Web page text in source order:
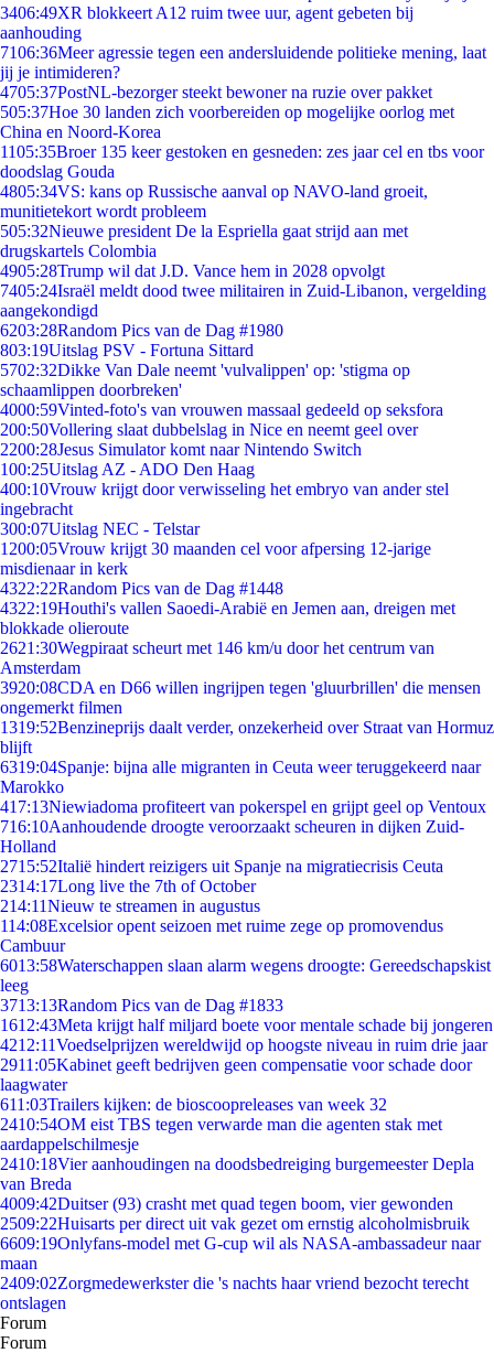
3406:49XR blokkeert A12 ruim twee uur, agent gebeten bij
aanhouding
7106:36Meer agressie tegen een andersluidende politieke mening, laat
jij je intimideren?
4705:37PostNL-bezorger steekt bewoner na ruzie over pakket
505:37Hoe 30 landen zich voorbereiden op mogelijke oorlog met
China en Noord-Korea
1105:35Broer 135 keer gestoken en gesneden: zes jaar cel en tbs voor
doodslag Gouda
4805:34VS: kans op Russische aanval op NAVO-land groeit,
munitietekort wordt probleem
505:32Nieuwe president De la Espriella gaat strijd aan met
drugskartels Colombia
4905:28Trump wil dat J.D. Vance hem in 2028 opvolgt
7405:24Israël meldt dood twee militairen in Zuid-Libanon, vergelding
aangekondigd
6203:28Random Pics van de Dag #1980
803:19Uitslag PSV - Fortuna Sittard
5702:32Dikke Van Dale neemt 'vulvalippen' op: 'stigma op
schaamlippen doorbreken'
4000:59Vinted-foto's van vrouwen massaal gedeeld op seksfora
200:50Vollering slaat dubbelslag in Nice en neemt geel over
2200:28Jesus Simulator komt naar Nintendo Switch
100:25Uitslag AZ - ADO Den Haag
400:10Vrouw krijgt door verwisseling het embryo van ander stel
ingebracht
300:07Uitslag NEC - Telstar
1200:05Vrouw krijgt 30 maanden cel voor afpersing 12-jarige
misdienaar in kerk
4322:22Random Pics van de Dag #1448
4322:19Houthi's vallen Saoedi-Arabië en Jemen aan, dreigen met
blokkade olieroute
2621:30Wegpiraat scheurt met 146 km/u door het centrum van
Amsterdam
3920:08CDA en D66 willen ingrijpen tegen 'gluurbrillen' die mensen
ongemerkt filmen
1319:52Benzineprijs daalt verder, onzekerheid over Straat van Hormuz
blijft
6319:04Spanje: bijna alle migranten in Ceuta weer teruggekeerd naar
Marokko
417:13Niewiadoma profiteert van pokerspel en grijpt geel op Ventoux
716:10Aanhoudende droogte veroorzaakt scheuren in dijken Zuid-
Holland
2715:52Italië hindert reizigers uit Spanje na migratiecrisis Ceuta
2314:17Long live the 7th of October
214:11Nieuw te streamen in augustus
114:08Excelsior opent seizoen met ruime zege op promovendus
Cambuur
6013:58Waterschappen slaan alarm wegens droogte: Gereedschapskist
leeg
3713:13Random Pics van de Dag #1833
1612:43Meta krijgt half miljard boete voor mentale schade bij jongeren
4212:11Voedselprijzen wereldwijd op hoogste niveau in ruim drie jaar
2911:05Kabinet geeft bedrijven geen compensatie voor schade door
laagwater
611:03Trailers kijken: de bioscoopreleases van week 32
2410:54OM eist TBS tegen verwarde man die agenten stak met
aardappelschilmesje
2410:18Vier aanhoudingen na doodsbedreiging burgemeester Depla
van Breda
4009:42Duitser (93) crasht met quad tegen boom, vier gewonden
2509:22Huisarts per direct uit vak gezet om ernstig alcoholmisbruik
6609:19Onlyfans-model met G-cup wil als NASA-ambassadeur naar
maan
2409:02Zorgmedewerkster die 's nachts haar vriend bezocht terecht
ontslagen
Forum
Forum